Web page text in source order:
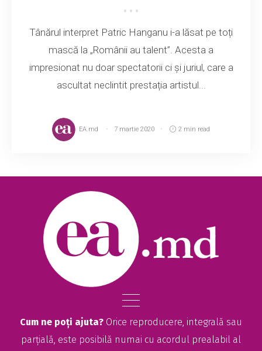
Tânărul interpret Patric Hanganu i-a lăsat pe toți
mască la „Românii au talent”. Acesta a
impresionat nu doar spectatorii ci și juriul, care a
ascultat neclintit prestația artistul...
EA.md 7 martie 2020 2 min read
Cum ne poți ajuta? Orice reproducere, integrală sau
parțială, este posibilă numai cu acordul prealabil al